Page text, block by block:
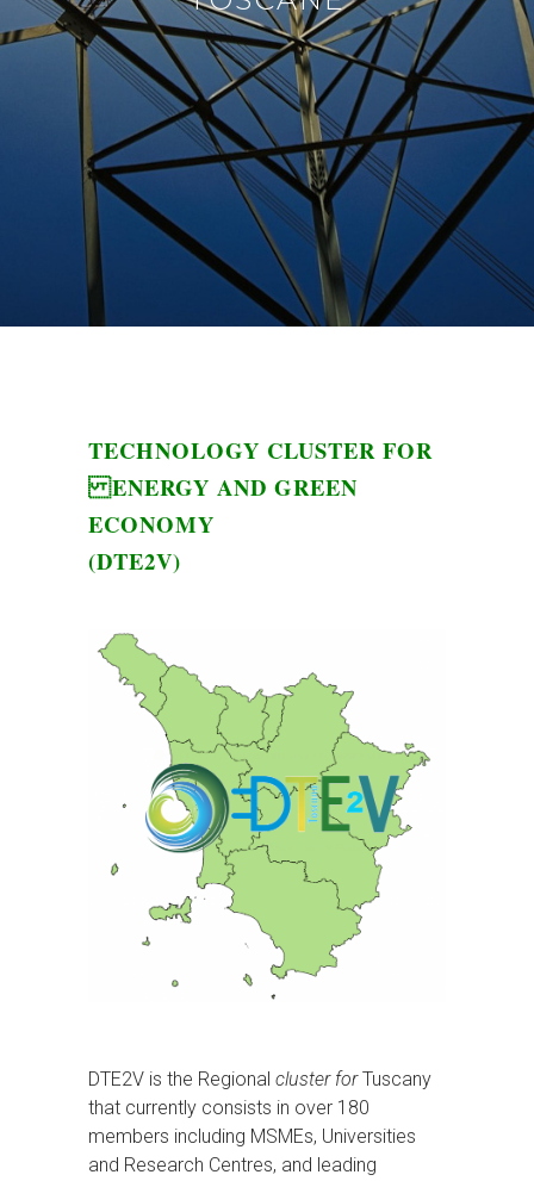
TECHNOLOGY CLUSTER FOR
ENERGY AND GREEN
ECONOMY
(DTE2V)
DTE2V is the Regional cluster forTuscany
that currently consists in over 180
members including MSMEs, Universities
and Research Centres, and leading